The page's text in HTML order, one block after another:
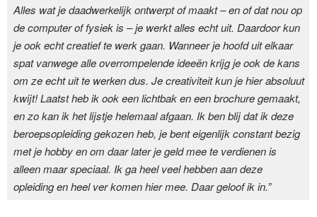
Alles wat je daadwerkelijk ontwerpt of maakt – en of dat nou op
de computer of fysiek is – je werkt alles echt uit. Daardoor kun
je ook echt creatief te werk gaan. Wanneer je hoofd uit elkaar
spat vanwege alle overrompelende ideeën krijg je ook de kans
om ze echt uit te werken dus. Je creativiteit kun je hier absoluut
kwijt! Laatst heb ik ook een lichtbak en een brochure gemaakt,
en zo kan ik het lijstje helemaal afgaan. Ik ben blij dat ik deze
beroepsopleiding gekozen heb, je bent eigenlijk constant bezig
met je hobby en om daar later je geld mee te verdienen is
alleen maar speciaal. Ik ga heel veel hebben aan deze
opleiding en heel ver komen hier mee. Daar geloof ik in.”